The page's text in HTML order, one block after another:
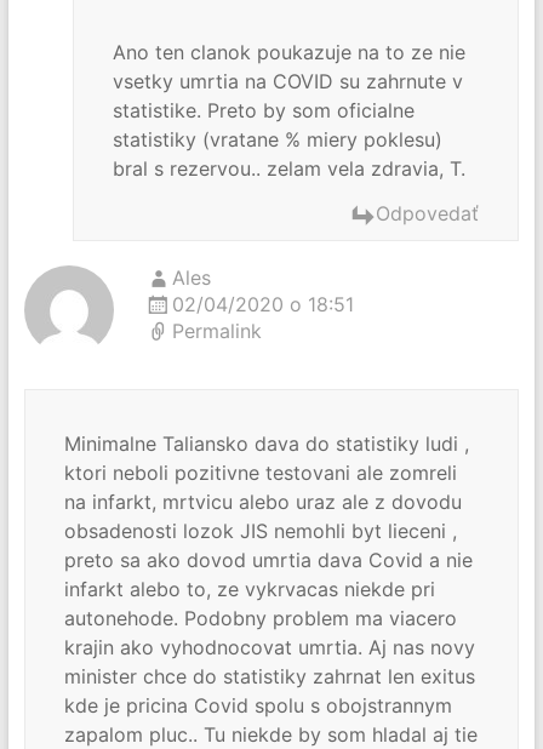
Ano ten clanok poukazuje na to ze nie
vsetky umrtia na COVID su zahrnute v
statistike. Preto by som oficialne
statistiky (vratane % miery poklesu)
bral s rezervou.. zelam vela zdravia, T.
Odpovedať
Ales
02/04/2020 o 18:51
Permalink
Minimalne Taliansko dava do statistiky ludi ,
ktori neboli pozitivne testovani ale zomreli
na infarkt, mrtvicu alebo uraz ale z dovodu
obsadenosti lozok JIS nemohli byt lieceni ,
preto sa ako dovod umrtia dava Covid a nie
infarkt alebo to, ze vykrvacas niekde pri
autonehode. Podobny problem ma viacero
krajin ako vyhodnocovat umrtia. Aj nas novy
minister chce do statistiky zahrnat len exitus
kde je pricina Covid spolu s obojstrannym
zapalom pluc.. Tu niekde by som hladal aj tie